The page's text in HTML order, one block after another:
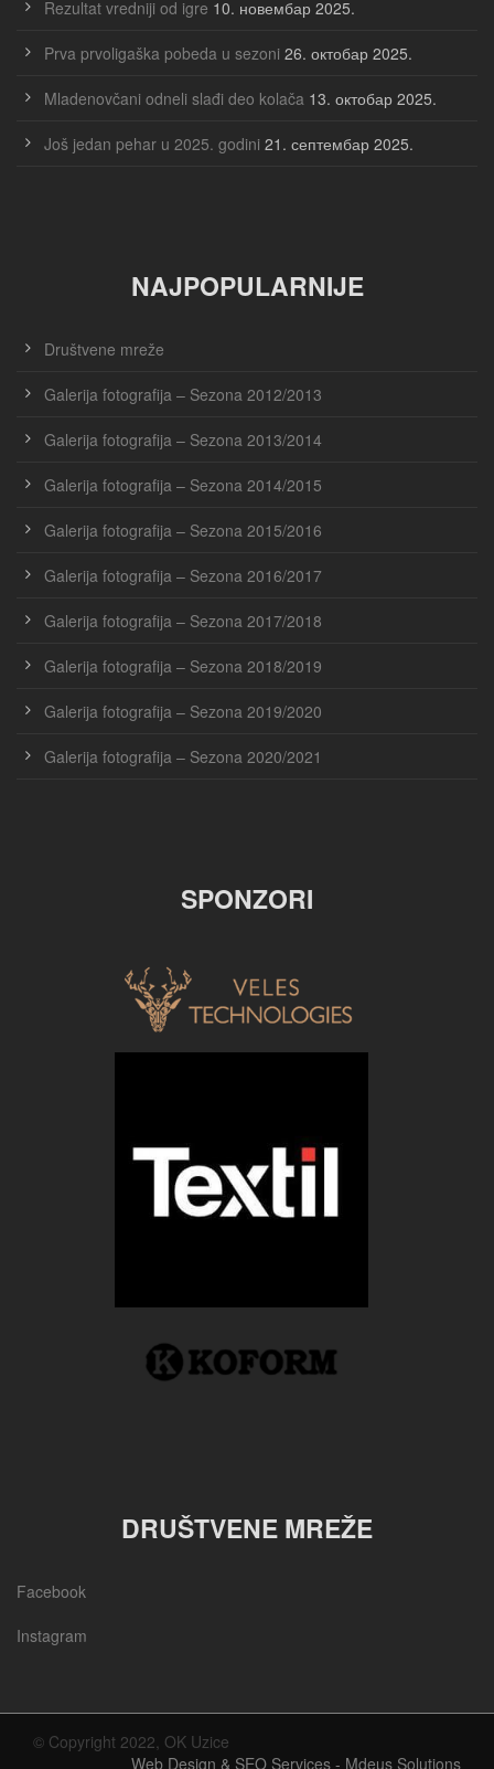
Rezultat vredniji od igre 10. новембар 2025.
Prva prvoligaška pobeda u sezoni 26. октобар 2025.
Mladenovčani odneli slađi deo kolača 13. октобар 2025.
Još jedan pehar u 2025. godini 21. септембар 2025.
NAJPOPULARNIJE
Društvene mreže
Galerija fotografija – Sezona 2012/2013
Galerija fotografija – Sezona 2013/2014
Galerija fotografija – Sezona 2014/2015
Galerija fotografija – Sezona 2015/2016
Galerija fotografija – Sezona 2016/2017
Galerija fotografija – Sezona 2017/2018
Galerija fotografija – Sezona 2018/2019
Galerija fotografija – Sezona 2019/2020
Galerija fotografija – Sezona 2020/2021
SPONZORI
DRUŠTVENE MREŽE
Facebook
Instagram
© Copyright 2022, OK Uzice
Web Design & SEO Services - Mdeus Solutions